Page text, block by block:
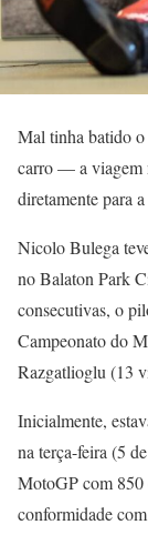
Mal tinha batido
carro — a viagem
diretamente para
Nicolo Bulega
no Balaton Park
consecutivas, o
Campeonato do
Razgatlioglu (13
Inicialmente,
na terça-feira (5
MotoGP com 850
conformidade